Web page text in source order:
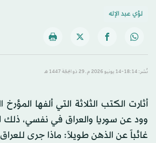
لؤي عبد الإله
نُشر: 18:14-14 يونيو 2026 م ـ 29 ذو الحِجّة 1447 هـ
أثارت الكتب الثلاثة التي ألفها
وود عن سوريا والعراق في نفسي،
غائباً عن الذهن طويلاً: ماذا جرى